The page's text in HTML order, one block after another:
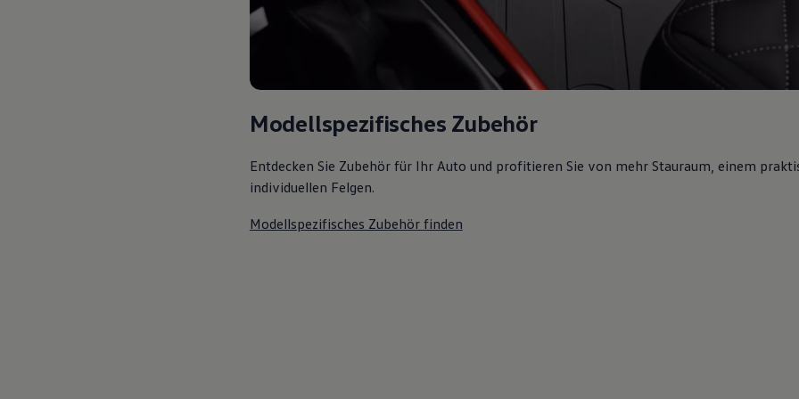
Modellspezifisches Zubehör
Entdecken Sie Zubehör für Ihr Auto und profitieren Sie von mehr Stauraum, einem
individuellen Felgen.
Modellspezifisches Zubehör finden